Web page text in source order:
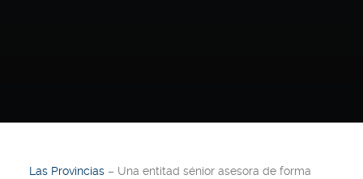
Las Provincias – Una entitad sénior asesora de forma